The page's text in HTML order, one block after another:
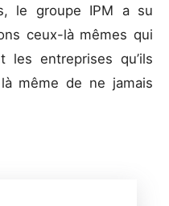
le groupe IPM a su
ceux-là mêmes qui
les entreprises qu’ils
même de ne jamais